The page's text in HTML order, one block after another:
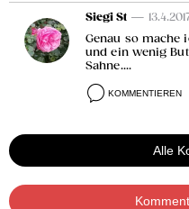
Siegi St —
Genau so mache
und ein wenig
Sahne....
KOMMENTIEREN
Alle